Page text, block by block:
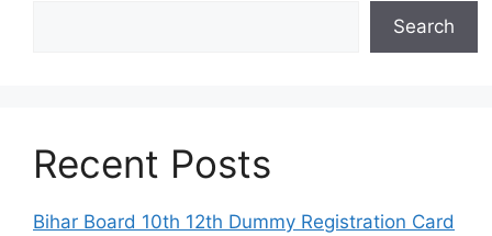
Search
Recent Posts
Bihar Board 10th 12th Dummy Registration Card